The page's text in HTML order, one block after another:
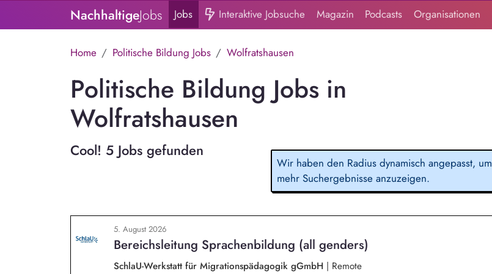
NachhaltigeJobs Jobs Interaktive Jobsuche Magazin Podcasts Organisationen
Home Politische Bildung Jobs Wolfratshausen
Politische Bildung Jobs in
Wolfratshausen
Cool! 5 Jobs gefunden
Wir haben den Radius dynamisch angepasst, um
mehr Suchergebnisse anzuzeigen.
5. August 2026
Bereichsleitung Sprachenbildung (all genders)
SchlaU-Werkstatt für Migrationspädagogik gGmbH | Remote